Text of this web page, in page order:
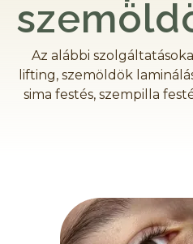
Az alábbi
lifting, szemöldök
sima festés, szempilla